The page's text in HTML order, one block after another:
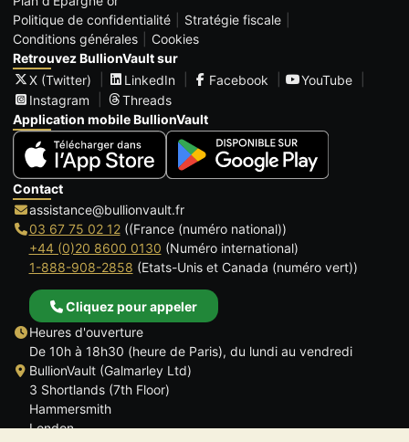
Politique de confidentialité
Stratégie fiscale
Conditions générales
Cookies
Retrouvez BullionVault sur
X (Twitter)
LinkedIn Facebook
YouTube
Instagram
Threads
Application mobile BullionVault
Contact
assistance@bullionvault.fr
03 67 75 02 12((France (numéro national))
+44 (0)20 8600 0130 (Numéro international)
1-888-908-2858 (Etats-Unis et Canada (numéro vert))
Cliquez pour appeler
Heures d'ouverture
De 10h à 18h30 (heure de Paris), du lundi au vendredi
BullionVault (Galmarley Ltd)
3 Shortlands (7th Floor)
Hammersmith
London